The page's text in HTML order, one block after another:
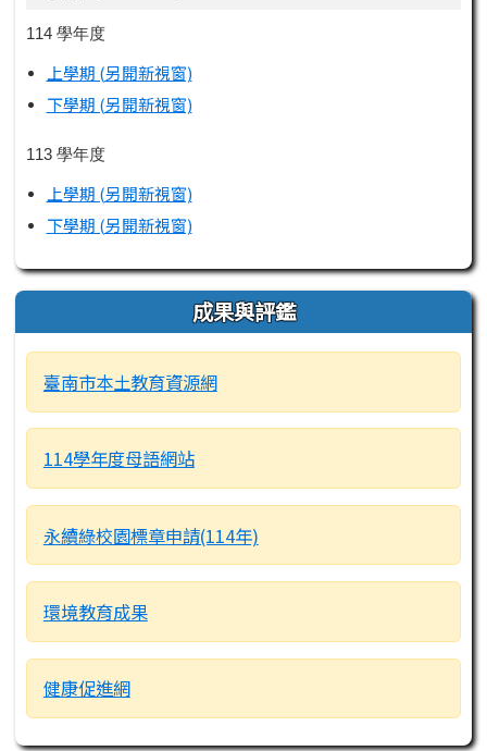
114 學年度
上學期 (另開新視窗)
下學期 (另開新視窗)
113 學年度
上學期 (另開新視窗)
下學期 (另開新視窗)
成果與評鑑
臺南市本土教育資源網
114學年度母語網站
永續綠校園標章申請(114年)
環境教育成果
健康促進網